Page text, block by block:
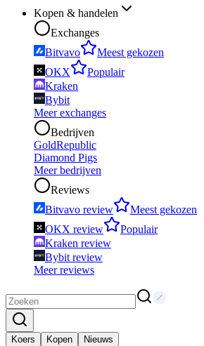
Kopen & handelen
Exchanges
Bitvavo
Meest gekozen
OKX
Populair
Kraken
Bybit
Meer exchanges
Bedrijven
GoldRepublic
Diamond Pigs
Meer bedrijven
Reviews
Bitvavo review
Meest gekozen
OKX review
Populair
Kraken review
Bybit review
Meer reviews
Koers Kopen Nieuws